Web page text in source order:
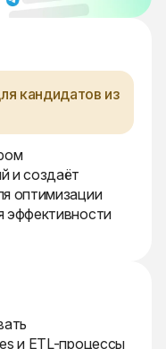
кандидатов из
и создаёт
оптимизации
эффективности
и ETL-процессы